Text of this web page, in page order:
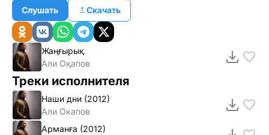
Слушать
Скачать
Жаңғырық
Али Оқапов
Треки исполнителя
Наши дни (2012)
Али Окапов
Арманға (2012)